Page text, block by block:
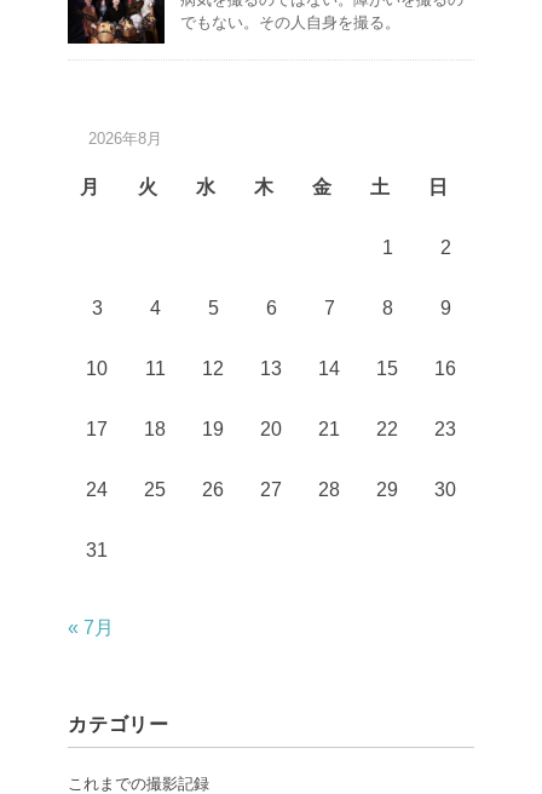
でもない。その人自身を撮る。
2026年8月
月 火 水 木 金 土 日
1 2
3 4 5 6 7 8 9
10 11 12 13 14 15 16
17 18 19 20 21 22 23
24 25 26 27 28 29 30
31
« 7月
カテゴリー
これまでの撮影記録